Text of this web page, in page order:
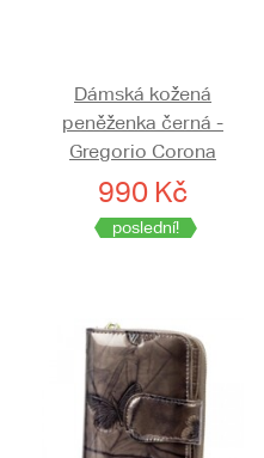
Dámská kožená
peněženka černá -
Gregorio Corona
990 Kč
poslední!